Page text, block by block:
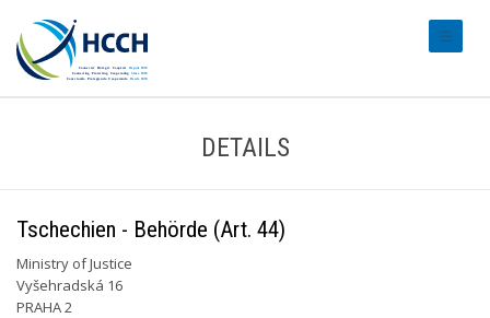
DETAILS
Tschechien - Behörde (Art. 44)
Ministry of Justice
Vyšehradská 16
PRAHA 2